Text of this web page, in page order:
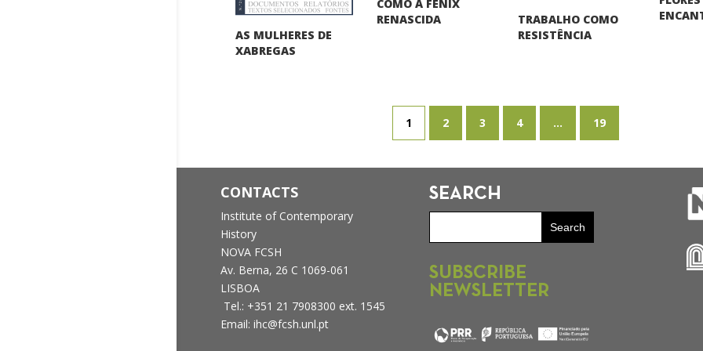
COMO A FÉNIX
RENASCIDA TRABALHO COMO
RESISTÊNCIA
AS MULHERES DE
XABREGAS
1 2 3 4 ... 19
CONTACTS
Institute of Contemporary
History
NOVA FCSH
Av. Berna, 26 C 1069-061
LISBOA
Tel.: +351 21 7908300 ext. 1545
Email: ihc@fcsh.unl.pt
SEARCH
SUBSCRIBE
NEWSLETTER